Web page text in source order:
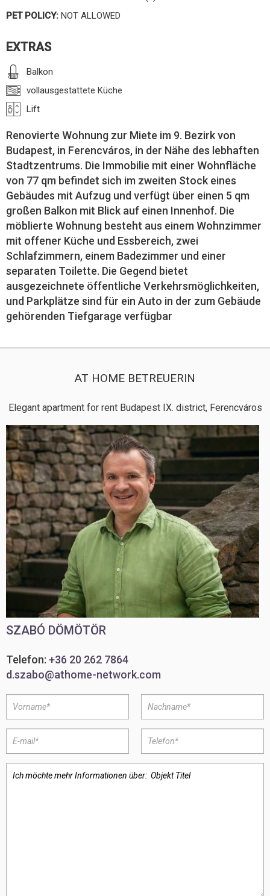
PET POLICY: NOT ALLOWED
EXTRAS
Balkon
vollausgestattete Küche
Lift
Renovierte Wohnung zur Miete im 9. Bezirk von
Budapest, in Ferencváros, in der Nähe des lebhaften
Stadtzentrums. Die Immobilie mit einer Wohnfläche
von 77 qm befindet sich im zweiten Stock eines
Gebäudes mit Aufzug und verfügt über einen 5 qm
großen Balkon mit Blick auf einen Innenhof. Die
möblierte Wohnung besteht aus einem Wohnzimmer
mit offener Küche und Essbereich, zwei
Schlafzimmern, einem Badezimmer und einer
separaten Toilette. Die Gegend bietet
ausgezeichnete öffentliche Verkehrsmöglichkeiten,
und Parkplätze sind für ein Auto in der zum Gebäude
gehörenden Tiefgarage verfügbar
AT HOME BETREUERIN
Elegant apartment for rent Budapest IX. district, Ferencváros
SZABÓ DÖMÖTÖR
Telefon: +36 20 262 7864
d.szabo@athome-network.com